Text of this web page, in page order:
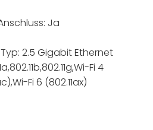
Ja
2.5 Gigabit Ethernet
Fi 4
Fi 6 (802.11ax)